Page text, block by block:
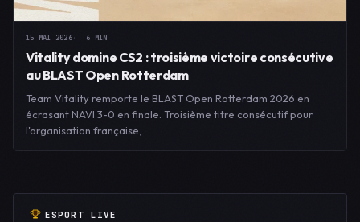
15 MAI 2026 6 MIN
Vitality domine CS2 : troisième victoire consécutive
au BLAST Open Rotterdam
Team Vitality remporte le BLAST Open Rotterdam 2026 en
écrasant NAVI 3-0 en finale. Troisième titre consécutif pour
l'organisation française,…
ESPORT LIVE